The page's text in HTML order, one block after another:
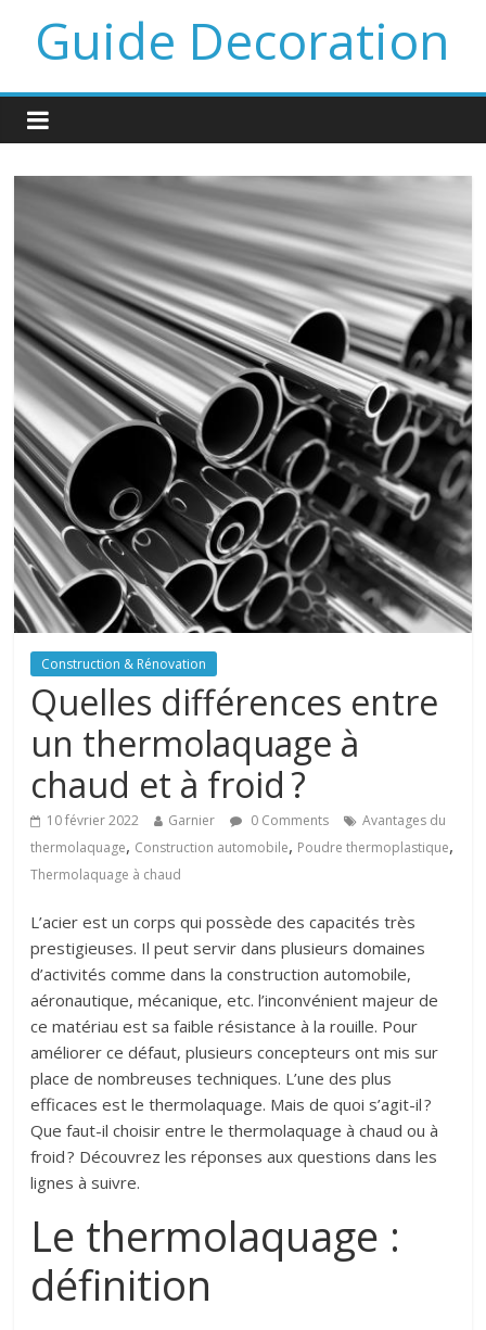
Guide Decoration
Construction & Rénovation
Quelles différences entre
un thermolaquage à
chaud et à froid ?
10 février 2022 Garnier 0 Comments
Avantages du
thermolaquage, Construction automobile, Poudre thermoplastique,
Thermolaquage à chaud
L’acier est un corps qui possède des capacités très
prestigieuses. Il peut servir dans plusieurs domaines
d’activités comme dans la construction automobile,
aéronautique, mécanique, etc. l’inconvénient majeur de
ce matériau est sa faible résistance à la rouille. Pour
améliorer ce défaut, plusieurs concepteurs ont mis sur
place de nombreuses techniques. L’une des plus
efficaces est le thermolaquage. Mais de quoi s’agit-il ?
Que faut-il choisir entre le thermolaquage à chaud ou à
froid ? Découvrez les réponses aux questions dans les
lignes à suivre.
Le thermolaquage :
définition